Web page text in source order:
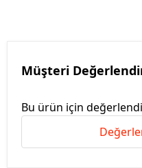
Müşteri
Bu ürün için